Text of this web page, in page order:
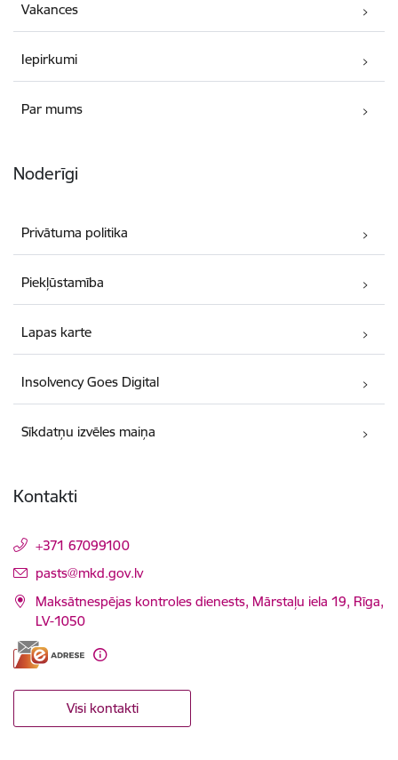
Vakances
Iepirkumi
Par mums
Noderīgi
Privātuma politika
Piekļūstamība
Lapas karte
Insolvency Goes Digital
Sīkdatņu izvēles maiņa
Kontakti
+371 67099100
E-pasts:
pasts@mkd.gov.lv
Maksātnespējas kontroles dienests, Mārstaļu iela 19, Rīga,
LV-1050
Visi kontakti